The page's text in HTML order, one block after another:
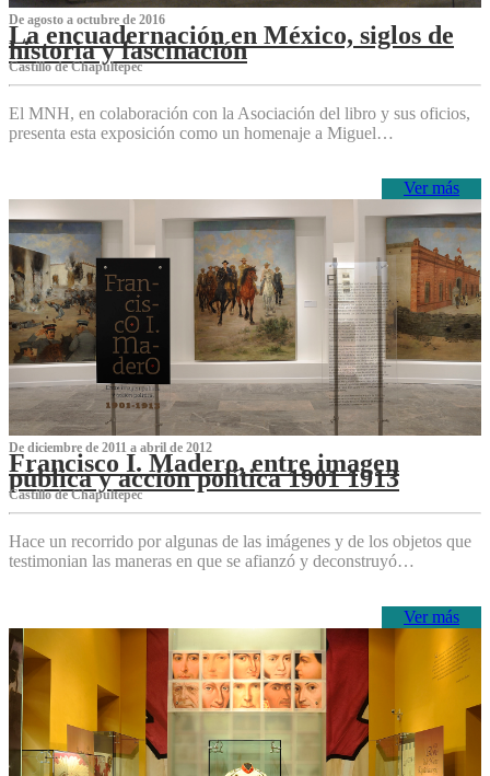
De agosto a octubre de 2016
La encuadernación en México, siglos de
historia y fascinación
Castillo de Chapultepec
El MNH, en colaboración con la Asociación del libro y sus oficios,
presenta esta exposición como un homenaje a Miguel…
Ver más
De diciembre de 2011 a abril de 2012
Francisco I. Madero, entre imagen
pública y acción política 1901 1913
Castillo de Chapultepec
Hace un recorrido por algunas de las imágenes y de los objetos que
testimonian las maneras en que se afianzó y deconstruyó…
Ver más